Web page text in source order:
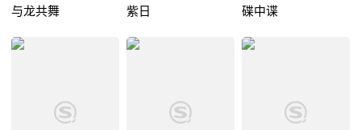
与龙共舞 紫日 碟中谍